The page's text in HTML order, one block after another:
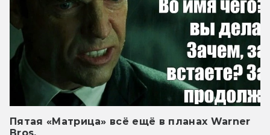
Пятая «Матрица» всё ещё в планах Warner
Bros.